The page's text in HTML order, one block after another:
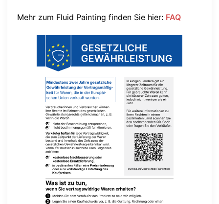
Mehr zum Fluid Painting finden Sie hier: FAQ